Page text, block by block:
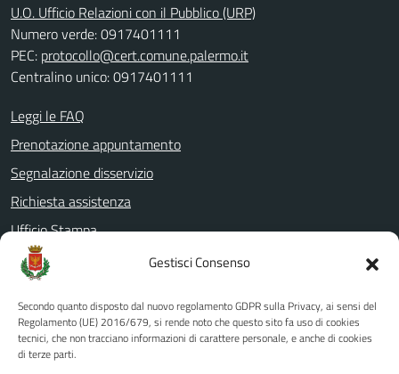
Gestisci Consenso
Secondo quanto disposto dal nuovo regolamento GDPR sulla Privacy, ai sensi del
Regolamento (UE) 2016/679, si rende noto che questo sito fa uso di cookies
tecnici, che non tracciano informazioni di carattere personale, e anche di cookies
di terze parti.
U.O. Ufficio Relazioni con il Pubblico (URP)
Numero verde: 0917401111
PEC: protocollo@cert.comune.palermo.it
Centralino unico: 0917401111
Leggi le FAQ
Prenotazione appuntamento
Segnalazione disservizio
Richiesta assistenza
Ufficio Stampa
Amministrazione Trasparente
Albo pretorio
Informativa privacy
Note legali